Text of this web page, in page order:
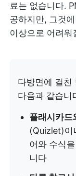
료는 없습니다.
공하지만, 그것
이상으로 어려워
다방면에 걸친
다음과 같습니
플래시카드
(Quizlet)이
어와 수식
니다